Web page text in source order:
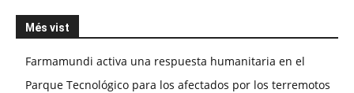
Més vist
Farmamundi activa una respuesta humanitaria en el
Parque Tecnológico para los afectados por los terremotos